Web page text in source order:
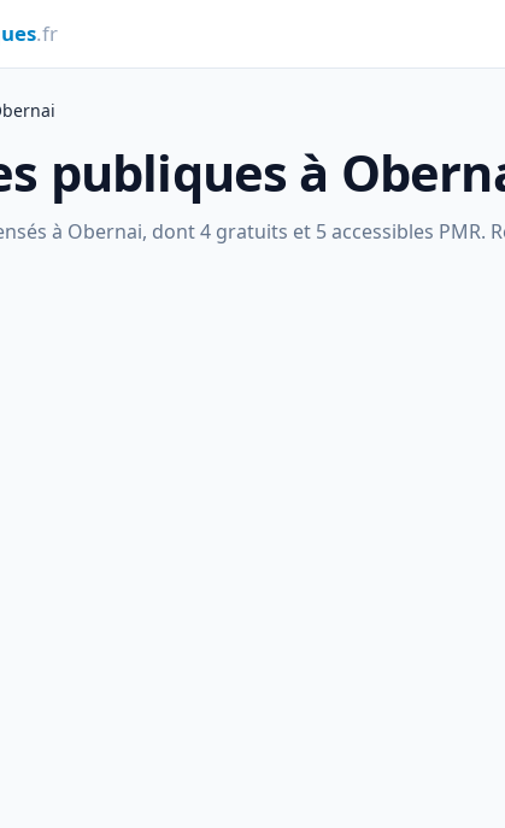
.fr
publiques à
à Obernai, dont 4 gratuits et 5 accessibles PMR.